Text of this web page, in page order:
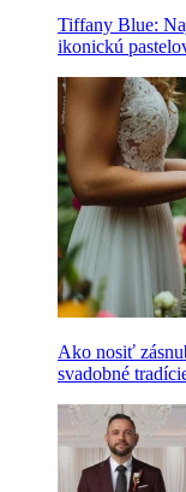
Tiffany Blue:
ikonickú
Ako nosiť
svadobné